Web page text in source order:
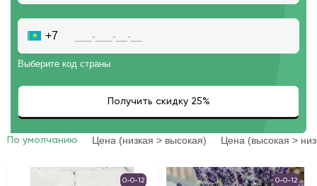
+7
Выберите код страны
По умолчанию Цена (низкая > высокая) Цена (высокая >
0-0-12 0-0-12